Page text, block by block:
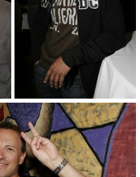
sfMacIndie2010 296